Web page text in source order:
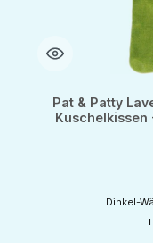
Pat & Patty
Kuschelkissen
Dinkel-